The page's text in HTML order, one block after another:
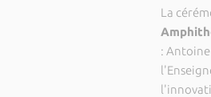
La
: Antoine